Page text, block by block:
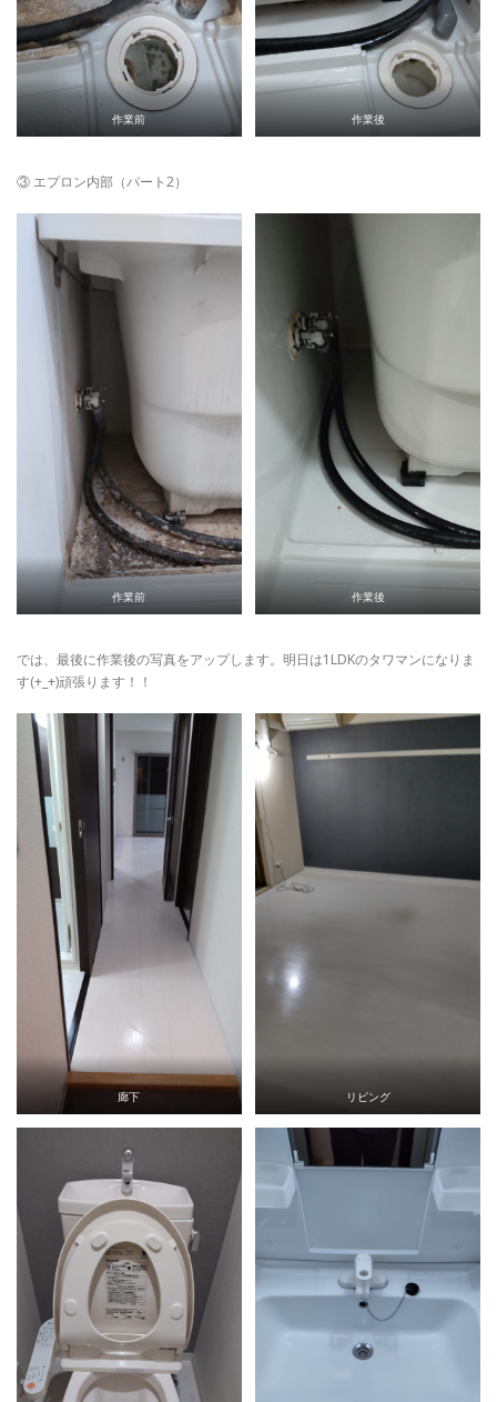
作業前 作業後
③ エプロン内部（パート2）
作業前 作業後
では、最後に作業後の写真をアップします。明日は1LDKのタワマンになりま
す(+_+)頑張ります！！
廊下 リビング